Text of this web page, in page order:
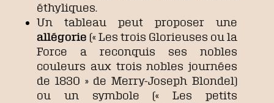
éthyliques.
Un tableau peut proposer une
allégorie (« Les trois Glorieuses ou la
Force a reconquis ses nobles
couleurs aux trois nobles journées
de 1830 » de Merry-Joseph Blondel)
ou un symbole (« Les petits